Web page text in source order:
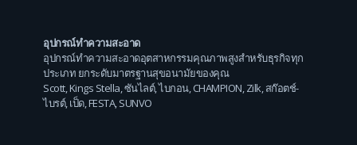
อุปกรณ์ทำความสะอาด
อุปกรณ์ทำความสะอาดอุตสาหกรรมคุณภาพสูงสำหรับธุรกิจทุก
ประเภท ยกระดับมาตรฐานสุขอนามัยของคุณ
Scott,Kings Stella,ซันไลต์,ไบกอน,CHAMPION,Zilk,สก๊อตช์-
ไบรต์,เป็ด,FESTA,SUNVO